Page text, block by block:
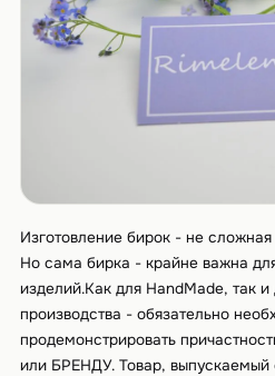
Изготовление бирок - не
Но сама бирка - крайне важна
изделий.Как для HandMade, так
производства - обязательно
продемонстрировать
или БРЕНДУ. Товар, выпускаемый